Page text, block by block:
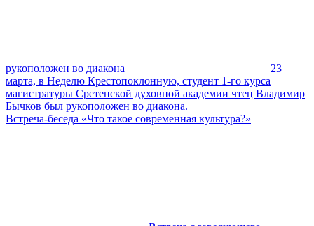
рукоположен во диакона
23
марта, в Неделю Крестопоклонную, студент 1-го курса
магистратуры Сретенской духовной академии чтец Владимир
Бычков был рукоположен во диакона.
Встреча-беседа «Что такое современная культура?»